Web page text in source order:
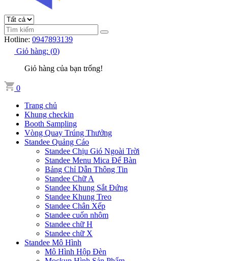
Hotline: 0947893139
Giỏ hàng: (0)
Giỏ hàng của bạn trống!
0
Trang chủ
Khung checkin
Booth Sampling
Vòng Quay Trúng Thưởng
Standee Quảng Cáo
Standee Chịu Gió Ngoài Trời
Standee Menu Mica Để Bàn
Bảng Chỉ Dẫn Thông Tin
Standee Chữ A
Standee Khung Sắt Đứng
Standee Khung Treo
Standee Chân Xếp
Standee cuốn nhôm
Standee chữ H
Standee chữ X
Standee Mô Hình
Mô Hình Hộp Đèn